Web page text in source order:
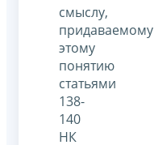
смыслу,
придаваемому
этому
понятию
статьями
138-
140
НК